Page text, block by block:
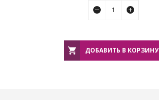
ДОБАВИТЬ В КОРЗИНУ